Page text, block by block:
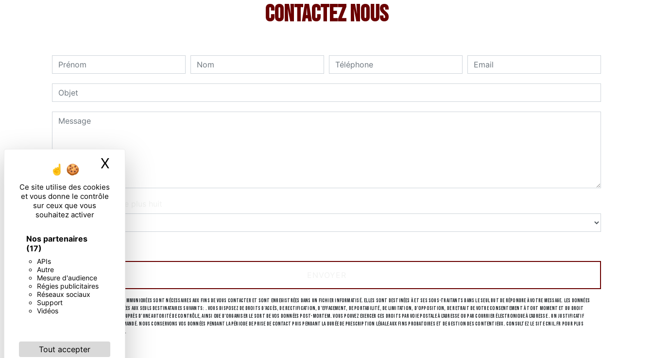
Ce site utilise des cookies
et vous donne le contrôle
sur ceux que vous
souhaitez activer
Nos partenaires
(17)
APIs
Autre
Mesure d'audience
Régies publicitaires
Réseaux sociaux
Support
Vidéos
Tout accepter
X
Contactez nous
Combien font quatre plus huit
** Les données personnelles communiquées sont nécessaires aux fins de vous contacter et sont enregistrées dans un fichier informatisé. Elles sont destinées à et ses sous-traitants dans le seul but de répondre à votre message. Les données
collectées seront communiquées aux seuls destinataires suivants: . Vous disposez de droits d’accès, de rectification, d’effacement, de portabilité, de limitation, d’opposition, de retrait de votre consentement à tout moment et du droit
d’introduire une réclamation auprès d’une autorité de contrôle, ainsi que d’organiser le sort de vos données post-mortem. Vous pouvez exercer ces droits par voie postale à l'adresse ou par courrier électronique à l'adresse . Un justificatif
d'identité pourra vous être demandé. Nous conservons vos données pendant la période de prise de contact puis pendant la durée de prescription légale aux fins probatoires et de gestion des contentieux. Consultez le site cnil.fr pour plus
d’informations sur vos droits.